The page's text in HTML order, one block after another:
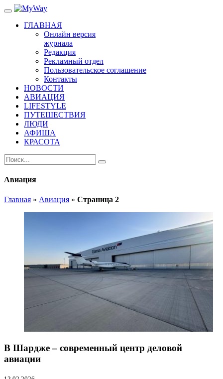
ГЛАВНАЯ
Онлайн версия
журнала
Редакция
Рекламный отдел
Пользовательское соглашение
Контакты
НОВОСТИ
АВИАЦИЯ
LIFESTYLE
ПУТЕШЕСТВИЯ
ЛЮДИ
АФИША
КРАСОТА
Авиация
Главная » Авиация » Страница 2
В Шардже – современный центр деловой
авиации